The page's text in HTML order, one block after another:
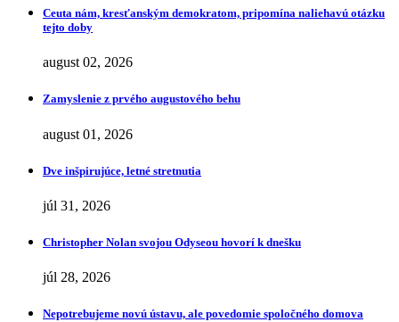
Ceuta nám, kresťanským demokratom, pripomína naliehavú otázku
tejto doby
august 02, 2026
Zamyslenie z prvého augustového behu
august 01, 2026
Dve inšpirujúce, letné stretnutia
júl 31, 2026
Christopher Nolan svojou Odyseou hovorí k dnešku
júl 28, 2026
Nepotrebujeme novú ústavu, ale povedomie spoločného domova